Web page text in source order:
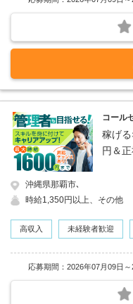
コール
稼げ
円＆
沖縄県那覇市､
時給1,350円以上、その他
高収入 未経験者歓迎
応募期間：2026年07月09日